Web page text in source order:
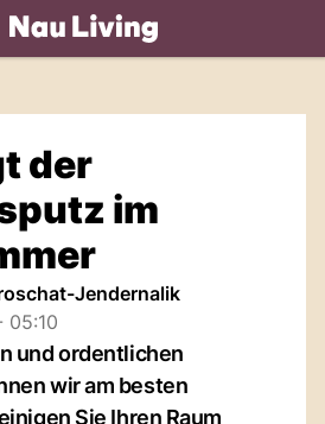
der
im
Jendernalik
05:10
und ordentlichen
wir am besten
Sie Ihren Raum